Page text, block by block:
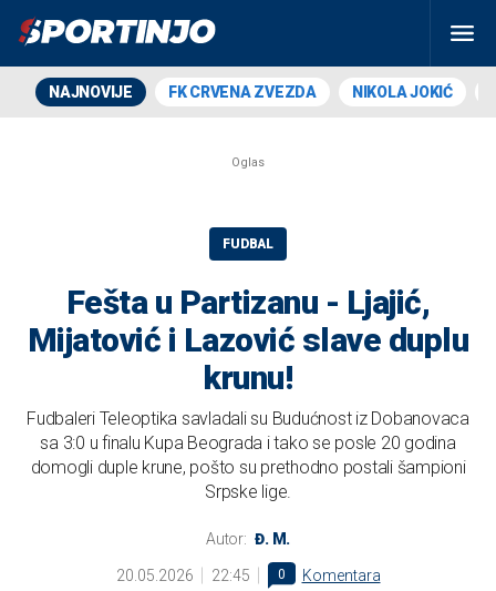
NAJNOVIJE FK CRVENA ZVEZDA NIKOLA JOKIĆ
FUDBAL
Fešta u Partizanu - Ljajić,
Mijatović i Lazović slave duplu
krunu!
Fudbaleri Teleoptika savladali su Budućnost iz Dobanovaca
sa 3:0 u finalu Kupa Beograda i tako se posle 20 godina
domogli duple krune, pošto su prethodno postali šampioni
Srpske lige.
Autor: Đ. M.
20.05.2026 22:45 0 Komentara